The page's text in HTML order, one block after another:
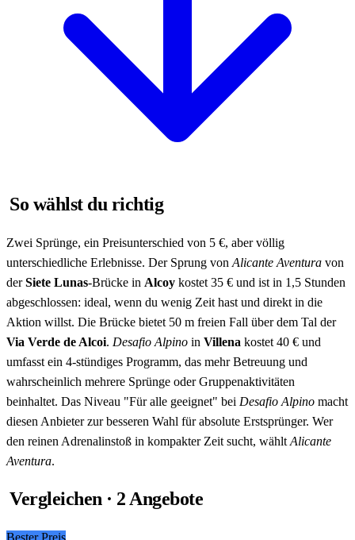
So wählst du richtig
Zwei Sprünge, ein Preisunterschied von 5 €, aber völlig
unterschiedliche Erlebnisse. Der Sprung von Alicante Aventura von
derSiete Lunas-Brücke in Alcoy kostet 35 € und ist in 1,5 Stunden
abgeschlossen: ideal, wenn du wenig Zeit hast und direkt in die
Aktion willst. Die Brücke bietet 50 m freien Fall über dem Tal der
Via Verde de Alcoi. Desafio Alpino in Villena kostet 40 € und
umfasst ein 4-stündiges Programm, das mehr Betreuung und
wahrscheinlich mehrere Sprünge oder Gruppenaktivitäten
beinhaltet. Das Niveau "Für alle geeignet" bei Desafio Alpino macht
diesen Anbieter zur besseren Wahl für absolute Erstsprünger. Wer
den reinen Adrenalinstoß in kompakter Zeit sucht, wählt Alicante
Aventura.
Vergleichen · 2 Angebote
Bester Preis